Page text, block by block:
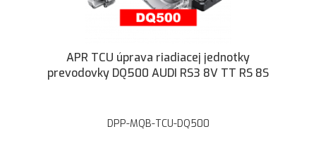
APR TCU úprava riadiacej jednotky
prevodovky DQ500 AUDI RS3 8V TT RS 8S
DPP-MQB-TCU-DQ500